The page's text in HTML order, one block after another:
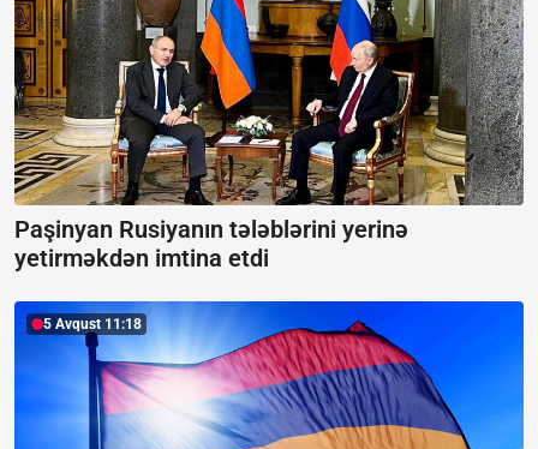
Paşinyan Rusiyanın tələblərini yerinə
yetirməkdən imtina etdi
5 Avqust 11:18